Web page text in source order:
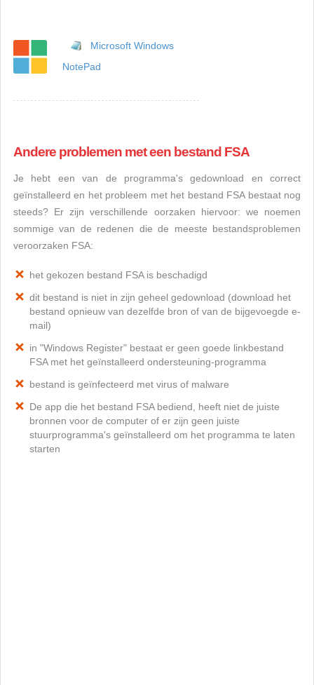
Microsoft Windows
NotePad
Andere problemen met een bestand FSA
Je hebt een van de programma's gedownload en correct
geïnstalleerd en het probleem met het bestand FSA bestaat nog
steeds? Er zijn verschillende oorzaken hiervoor: we noemen
sommige van de redenen die de meeste bestandsproblemen
veroorzaken FSA:
het gekozen bestand FSA is beschadigd
dit bestand is niet in zijn geheel gedownload (download het
bestand opnieuw van dezelfde bron of van de bijgevoegde e-
mail)
in "Windows Register" bestaat er geen goede linkbestand
FSA met het geïnstalleerd ondersteuning-programma
bestand is geïnfecteerd met virus of malware
De app die het bestand FSA bediend, heeft niet de juiste
bronnen voor de computer of er zijn geen juiste
stuurprogramma's geïnstalleerd om het programma te laten
starten